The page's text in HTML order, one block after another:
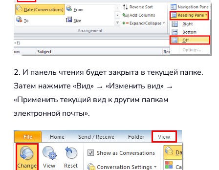
2. И панель чтения будет закрыта в текущей папке.
Затем нажмите «Вид» → «Изменить вид» →
«Применить текущий вид к другим папкам
электронной почты».